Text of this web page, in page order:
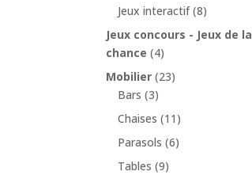
Jeux interactif (8)
Jeux concours - Jeux de la
chance (4)
Mobilier (23)
Bars (3)
Chaises (11)
Parasols (6)
Tables (9)